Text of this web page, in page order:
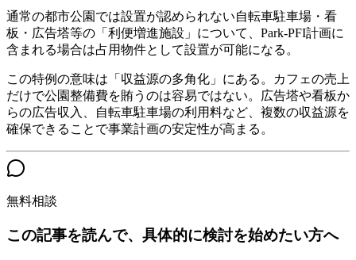
通常の都市公園では設置が認められない自転車駐車場・看
板・広告塔等の「利便増進施設」について、Park-PFI計画に
含まれる場合は占用物件として設置が可能になる。
この特例の意味は「収益源の多角化」にある。カフェの売上
だけで公園整備費を賄うのは容易ではない。広告塔や看板か
らの広告収入、自転車駐車場の利用料など、複数の収益源を
確保できることで事業計画の安定性が高まる。
無料相談
この記事を読んで、具体的に検討を始めたい方へ